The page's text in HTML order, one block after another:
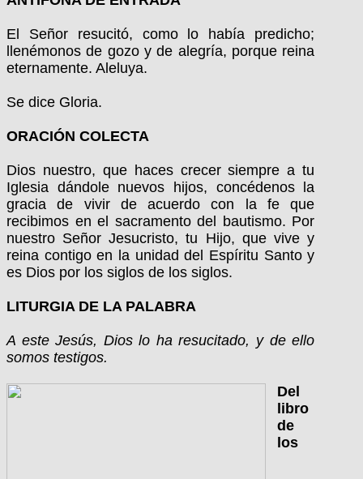
El Señor resucitó, como lo había predicho;
llenémonos de gozo y de alegría, porque reina
eternamente. Aleluya.
Se dice Gloria.
ORACIÓN COLECTA
Dios nuestro, que haces crecer siempre a tu
Iglesia dándole nuevos hijos, concédenos la
gracia de vivir de acuerdo con la fe que
recibimos en el sacramento del bautismo. Por
nuestro Señor Jesucristo, tu Hijo, que vive y
reina contigo en la unidad del Espíritu Santo y
es Dios por los siglos de los siglos.
LITURGIA DE LA PALABRA
A este Jesús, Dios lo ha resucitado, y de ello
somos testigos.
Del
libro
de
los